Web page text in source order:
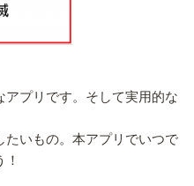
アプリです。そして実用的な
たいもの。本アプリでいつで